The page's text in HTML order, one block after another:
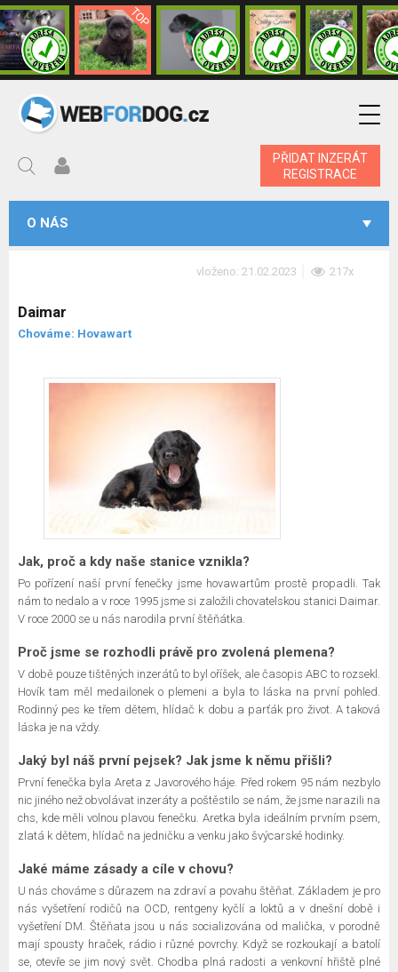
PŘIDAT INZERÁT
REGISTRACE
O NÁS
vloženo: 21.02.2023 217x
Daimar
Chováme: Hovawart
Jak, proč a kdy naše stanice vznikla?
Po pořízení naší první fenečky jsme hovawartům prostě propadli. Tak
nám to nedalo a v roce 1995 jsme si založili chovatelskou stanici Daimar.
V roce 2000 se u nás narodila první štěňátka.
Proč jsme se rozhodli právě pro zvolená plemena?
V době pouze tištěných inzerátů to byl oříšek, ale časopis ABC to rozsekl.
Hovík tam měl medailonek o plemeni a byla to láska na první pohled.
Rodinný pes ke třem dětem, hlídač k dobu a parťák pro život. A taková
láska je na vždy.
Jaký byl náš první pejsek? Jak jsme k němu přišli?
První fenečka byla Areta z Javorového háje. Před rokem 95 nám nezbylo
nic jiného než obvolávat inzeráty a poštěstilo se nám, že jsme narazili na
chs, kde měli volnou plavou fenečku. Aretka byla ideálním prvním psem,
zlatá k dětem, hlídač na jedničku a venku jako švýcarské hodinky.
Jaké máme zásady a cíle v chovu?
U nás chováme s důrazem na zdraví a povahu štěňat. Základem je pro
nás vyšetření rodičů na OCD, rentgeny kyčlí a loktů a v dnešní době i
vyšetření DM. Štěňata jsou u nás socializována od malička, v porodně
mají spousty hraček, rádio i různé povrchy. Když se rozkoukají a batolí
se, otevře se jim nový svět. Chodba plná radosti a venkovní hřiště plné